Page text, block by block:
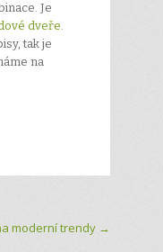
Je
dveře.
tak je
na
moderní trendy →